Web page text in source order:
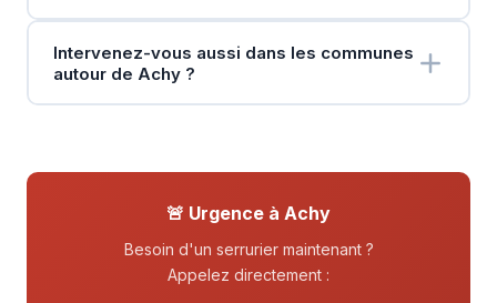
Intervenez-vous aussi dans les communes
autour de Achy ?
🚨 Urgence à Achy
Besoin d'un serrurier maintenant ?
Appelez directement :